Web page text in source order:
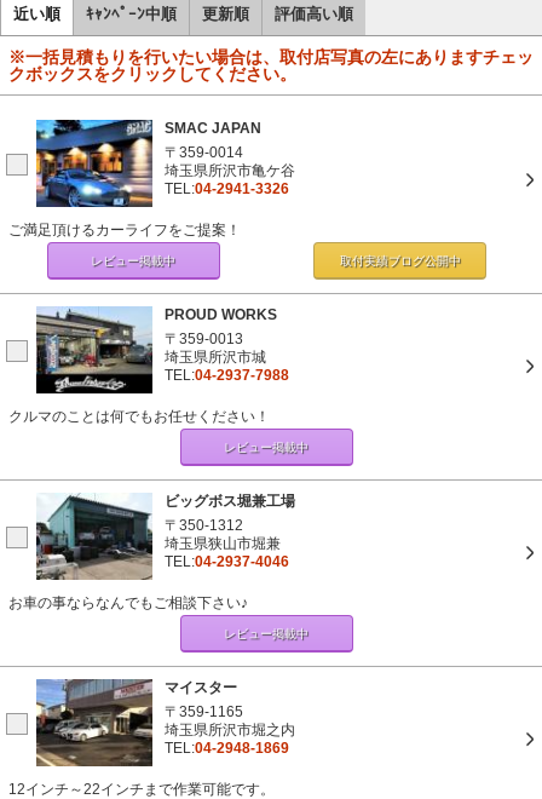
近い順 ｷｬﾝﾍﾟｰﾝ中順 更新順 評価高い順
※一括見積もりを行いたい場合は、取付店写真の左にありますチェッ
クボックスをクリックしてください。
SMAC JAPAN
〒359-0014
埼玉県所沢市亀ケ谷
TEL:04-2941-3326
ご満足頂けるカーライフをご提案！
レビュー掲載中 取付実績ブログ公開中
PROUD WORKS
〒359-0013
埼玉県所沢市城
TEL:04-2937-7988
クルマのことは何でもお任せください！
レビュー掲載中
ビッグボス堀兼工場
〒350-1312
埼玉県狭山市堀兼
TEL:04-2937-4046
お車の事ならなんでもご相談下さい♪
レビュー掲載中
マイスター
〒359-1165
埼玉県所沢市堀之内
TEL:04-2948-1869
12インチ～22インチまで作業可能です。